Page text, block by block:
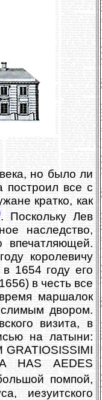
но было ли
построил все с
кратко, как
. Поскольку Лев
наследство,
впечатляющей.
королевичу
1654 году его
в честь все
маршалок
двором.
визита, в
на латыни:
GRATIOSISSIMI
HAS AEDES
помпой,
иезуитского